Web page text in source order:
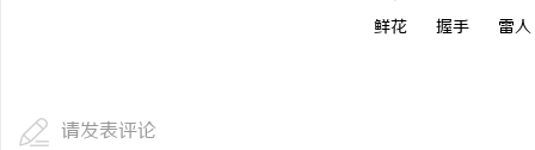
鲜花 握手 雷人
请发表评论